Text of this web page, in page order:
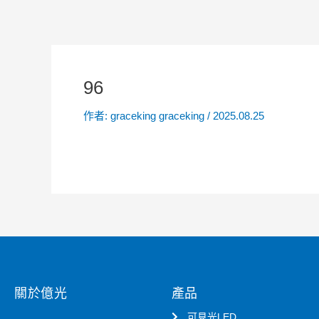
96
作者: graceking graceking / 2025.08.25
關於億光 產品